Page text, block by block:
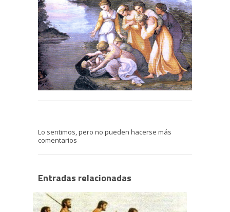
Lo sentimos, pero no pueden hacerse más
comentarios
Entradas relacionadas